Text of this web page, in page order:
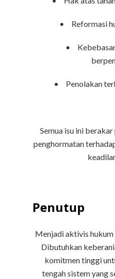
• Reformasi
•
• Penolakan
Semua isu ini
penghormatan
Penutup
Menjadi aktivis
Dibutuhkan
komitmen tinggi
tengah sistem yang